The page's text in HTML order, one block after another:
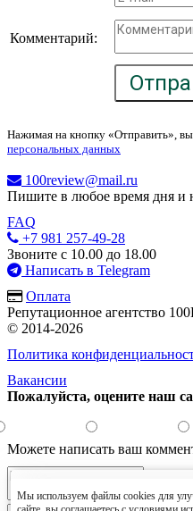
Комментарий:
Нажимая на кнопку «Отправить», вы
персональных данных
100review@mail.ru
Пишите в любое время дня и
FAQ
+7 981 257-49-28
Звоните с 10.00 до 18.00
Написать в Telegram
Оплата
Репутационное агентство
© 2014-2026
Политика
Вакансии
Мы используем файлы cookies для
Пожалуйста, оцените наш
Можете написать ваш